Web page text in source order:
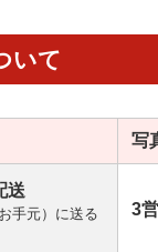
いて
写
送
手元）に送る
3